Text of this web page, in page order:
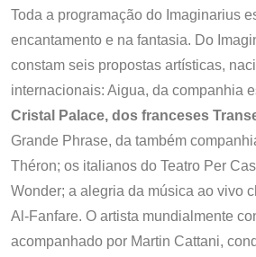
Toda a programação do Imaginarius
encantamento e na fantasia. Do
constam seis propostas artísticas,
internacionais: Aigua, da companhia
Cristal Palace, dos franceses
Grande Phrase, da também
Théron; os italianos do Teatro Per
Wonder; a alegria da música ao vivo
Al-Fanfare. O artista mundialmente
acompanhado por Martin Cattani,